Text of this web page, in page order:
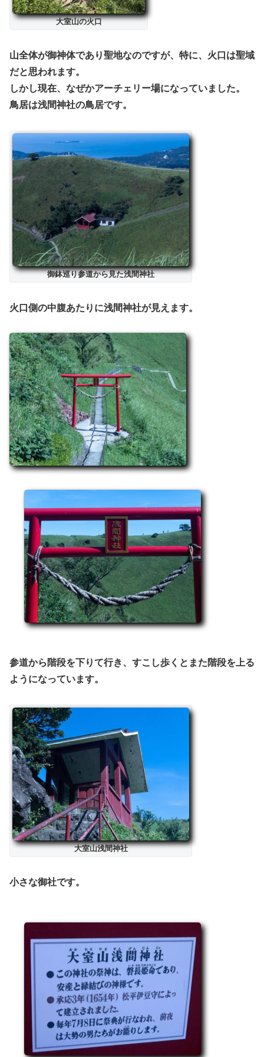
大室山の火口
山全体が御神体であり聖地なのですが、特に、火口は聖域
だと思われます。
しかし現在、なぜかアーチェリー場になっていました。
鳥居は浅間神社の鳥居です。
御鉢巡り参道から見た浅間神社
火口側の中腹あたりに浅間神社が見えます。
参道から階段を下りて行き、すこし歩くとまた階段を上る
ようになっています。
大室山浅間神社
小さな御社です。